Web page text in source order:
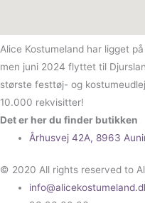
Alice Kostumeland har ligget
men juni 2024 flyttet til
største festtøj- og
10.000 rekvisitter!
Det er her du finder butikken
Århusvej 42A, 8963
© 2020 All rights reserved to